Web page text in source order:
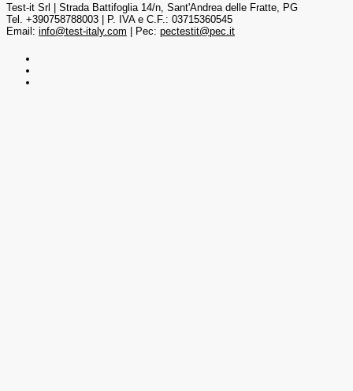
Test-it Srl | Strada Battifoglia 14/n, Sant'Andrea delle Fratte, PG
Tel. +390758788003 | P. IVA e C.F.: 03715360545
Email: info@test-italy.com | Pec: pectestit@pec.it